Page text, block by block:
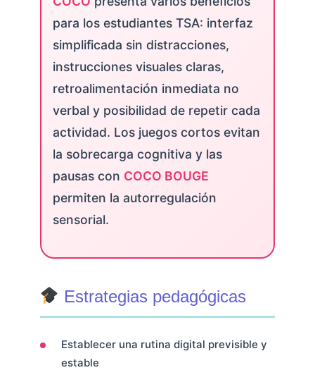
para los estudiantes TSA: interfaz
simplificada sin distracciones,
instrucciones visuales claras,
retroalimentación inmediata no
verbal y posibilidad de repetir cada
actividad. Los juegos cortos evitan
la sobrecarga cognitiva y las
pausas con COCO BOUGE
permiten la autorregulación
sensorial.
Estrategias pedagógicas
Establecer una rutina digital previsible y
estable